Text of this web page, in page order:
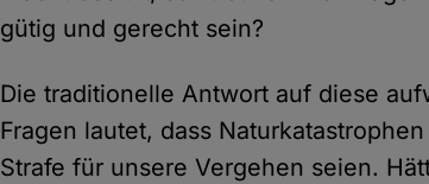
gütig und gerecht sein?
Die traditionelle Antwort auf diese
Fragen lautet, dass
Strafe für unsere Vergehen seien.